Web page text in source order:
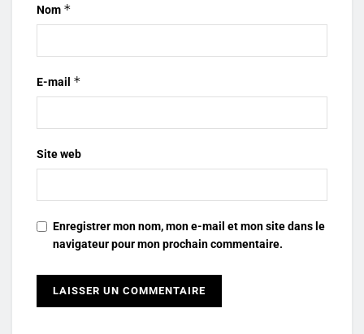
Nom *
E-mail *
Site web
Enregistrer mon nom, mon e-mail et mon site dans le
navigateur pour mon prochain commentaire.